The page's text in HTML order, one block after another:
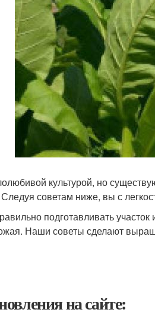
культурой, но
советам ниже, вы с
подготавливать
Наши советы сделают
на сайте: